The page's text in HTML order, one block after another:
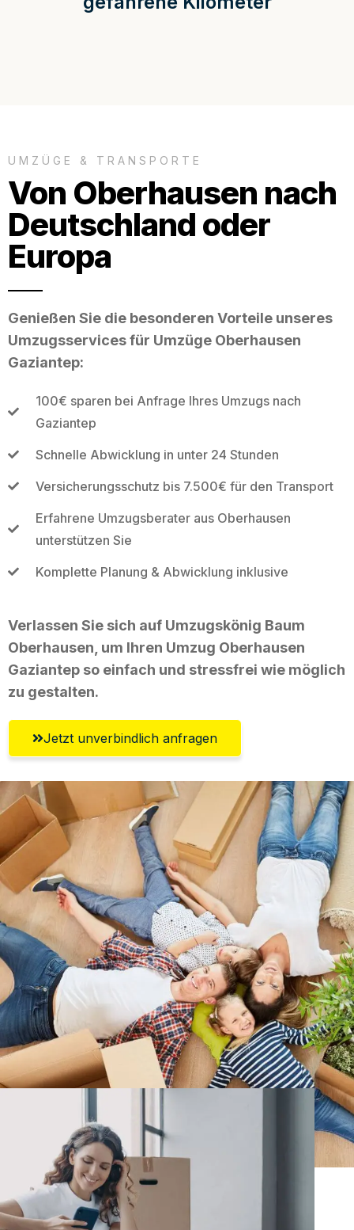
UMZÜGE & TRANSPORTE
Von Oberhausen nach
Deutschland oder
Europa
Genießen Sie die besonderen Vorteile unseres
Umzugsservices für Umzüge Oberhausen
Gaziantep:
100€ sparen bei Anfrage Ihres Umzugs nach
Gaziantep
Schnelle Abwicklung in unter 24 Stunden
Versicherungsschutz bis 7.500€ für den Transport
Erfahrene Umzugsberater aus Oberhausen
unterstützen Sie
Komplette Planung & Abwicklung inklusive
Verlassen Sie sich auf Umzugskönig Baum
Oberhausen, um Ihren Umzug Oberhausen
Gaziantep so einfach und stressfrei wie möglich
zu gestalten.
Jetzt unverbindlich anfragen